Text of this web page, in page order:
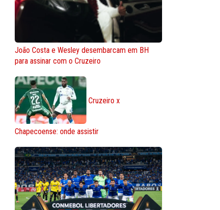
João Costa e Wesley desembarcam em BH
para assinar com o Cruzeiro
Cruzeiro x
Chapecoense: onde assistir